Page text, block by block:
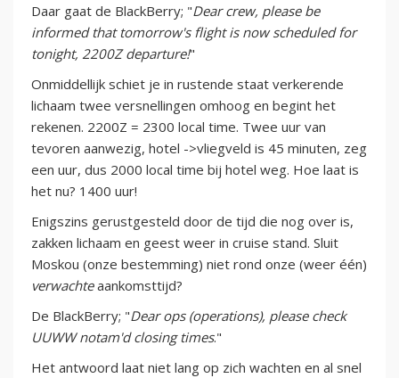
Daar gaat de BlackBerry; "Dear crew, please be
informed that tomorrow's flight is now scheduled for
tonight, 2200Z departure!"
Onmiddellijk schiet je in rustende staat verkerende
lichaam twee versnellingen omhoog en begint het
rekenen. 2200Z = 2300 local time. Twee uur van
tevoren aanwezig, hotel ->vliegveld is 45 minuten, zeg
een uur, dus 2000 local time bij hotel weg. Hoe laat is
het nu? 1400 uur!
Enigszins gerustgesteld door de tijd die nog over is,
zakken lichaam en geest weer in cruise stand. Sluit
Moskou (onze bestemming) niet rond onze (weer één)
verwachteaankomsttijd?
De BlackBerry; "Dear ops (operations), please check
UUWW notam'd closing times."
Het antwoord laat niet lang op zich wachten en al snel